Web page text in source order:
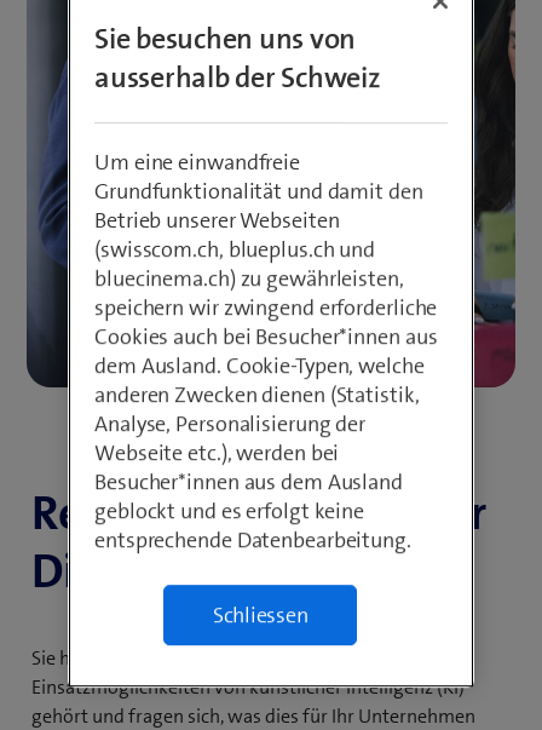
Ready to ReThink your
Digital Journey
Sie haben schon viel über die ver­schie­denen
Einsatzmöglichkeiten von künstlicher Intelligenz (KI)
gehört und fragen sich, was dies für Ihr Unternehmen
Sie besuchen uns von
ausserhalb der Schweiz
Um eine einwandfreie
Grundfunktionalität und damit den
Betrieb unserer Webseiten
(swisscom.ch, blueplus.ch und
bluecinema.ch) zu gewährleisten,
speichern wir zwingend erforderliche
Cookies auch bei Besucher*innen aus
dem Ausland. Cookie-Typen, welche
anderen Zwecken dienen (Statistik,
Analyse, Personalisierung der
Webseite etc.), werden bei
Besucher*innen aus dem Ausland
geblockt und es erfolgt keine
entsprechende Datenbearbeitung.
Schliessen